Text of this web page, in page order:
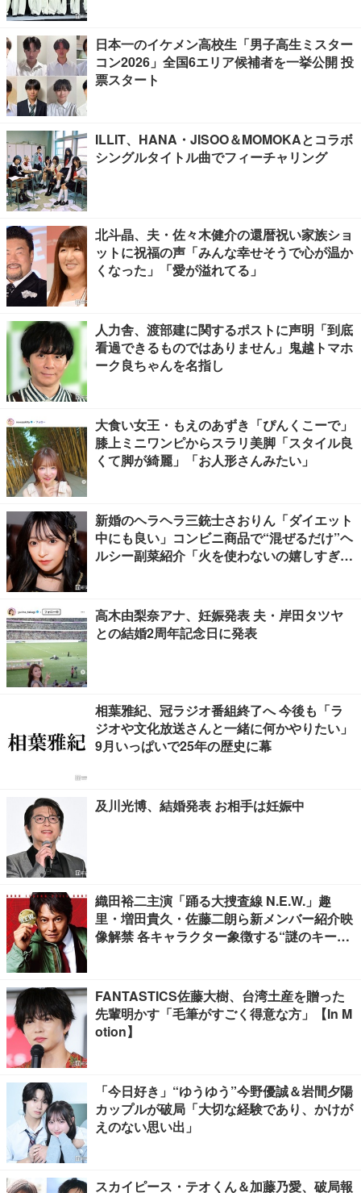
日本一のイケメン高校生「男子高生ミスター
コン2026」全国6エリア候補者を一挙公開 投
票スタート
ILLIT、HANA・JISOO＆MOMOKAとコラボ
シングルタイトル曲でフィーチャリング
北斗晶、夫・佐々木健介の還暦祝い家族ショ
ットに祝福の声「みんな幸せそうで心が温か
くなった」「愛が溢れてる」
人力舎、渡部建に関するポストに声明「到底
看過できるものではありません」鬼越トマホ
ーク良ちゃんを名指し
大食い女王・もえのあずき「ぴんくこーで」
膝上ミニワンピからスラリ美脚「スタイル良
くて脚が綺麗」「お人形さんみたい」
新婚のヘラヘラ三銃士さおりん「ダイエット
中にも良い」コンビニ商品で“混ぜるだけ”ヘ
ルシー副菜紹介「火を使わないの嬉しすぎ
高木由梨奈アナ、妊娠発表 夫・岸田タツヤ
との結婚2周年記念日に発表
相葉雅紀、冠ラジオ番組終了へ 今後も「ラ
ジオや文化放送さんと一緒に何かやりたい」
9月いっぱいで25年の歴史に幕
及川光博、結婚発表 お相手は妊娠中
織田裕二主演「踊る大捜査線 N.E.W.」趣
里・増田貴久・佐藤二朗ら新メンバー紹介映
像解禁 各キャラクター象徴する“謎のキーワ
FANTASTICS佐藤大樹、台湾土産を贈った
先輩明かす「毛筆がすごく得意な方」【In M
otion】
「今日好き」“ゆうゆう”今野優誠＆岩間夕陽
カップルが破局「大切な経験であり、かけが
えのない思い出」
スカイピース・テオくん＆加藤乃愛、破局報